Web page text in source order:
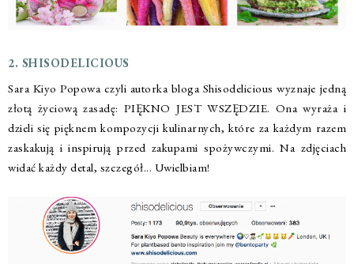
2. SHISODELICIOUS
Sara Kiyo Popowa czyli autorka bloga Shisodelicious wyznaje jedną
złotą życiową zasadę: PIĘKNO JEST WSZĘDZIE. Ona wyraża i
dzieli się pięknem kompozycji kulinarnych, które za każdym razem
zaskakują i inspirują przed zakupami spożywczymi. Na zdjęciach
widać każdy detal, szczegół... Uwielbiam!